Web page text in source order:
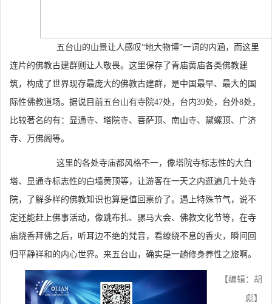
五台山的山景让人感叹“地大物博”一词的内涵，而这里
连片的佛教古建群则让人敬畏。这里保存了青庙黄庙各类佛教建
筑，构成了世界现存最庞大的佛教古建群，是中国最早、最大的国
际性佛教道场。据说目前五台山有寺院47处，台内39处，台外8处，
比较著名的有：显通寺、塔院寺、菩萨顶、南山寺、黛螺顶、广济
寺、万佛阁等。
这里的各处寺庙都风格不一，像塔院寺标志性的大白
塔、显通寺标志性的白墙黄顶等，让游客在一天之内逛遍几十处寺
院，了解多样的佛教知识也算是值回票价了。遇上特殊节气，说不
定还能赶上佛事活动，像跳布扎、骡马大会、佛教文化节等，在寺
庙烧香拜佛之后，听耳边不绝的梵音，看缭绕不息的香火，瞬间回
归平静祥和的内心世界。来五台山，确实是一趟修身养性之旅啊。
【编辑：胡
彪】